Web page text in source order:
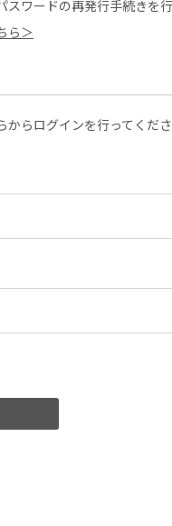
ワードの再発行手続きを
ら＞
らログインを行ってくださ